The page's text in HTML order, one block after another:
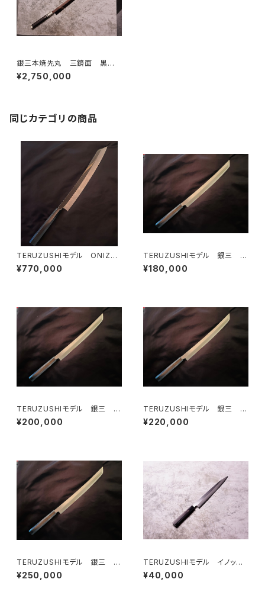
銀三本焼先丸 三鏡面 黒壇
特注鞘・柄 510
¥2,750,000
同じカテゴリの商品
TERUZUSHIモデル ONIZO
RI 剣型 390
¥770,000
TERUZUSHIモデル 銀三 黒
檀柄 先丸 300
¥180,000
TERUZUSHIモデル 銀三 黒
檀柄 先丸330
¥200,000
TERUZUSHIモデル 銀三 黒
檀柄 先丸360
¥220,000
TERUZUSHIモデル 銀三 黒
檀柄 先丸 390
¥250,000
TERUZUSHIモデル イノック
ス正夫 黒檀柄 240
¥40,000